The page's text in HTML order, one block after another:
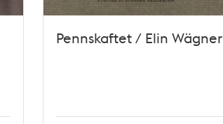
Pennskaftet / Elin Wägner